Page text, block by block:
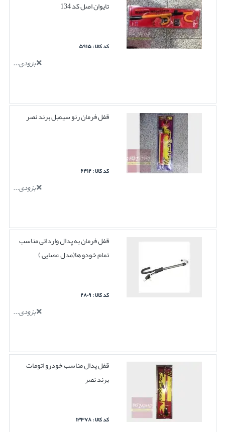
تایوان اصل کد 134
کد کالا : ۵۹۱۵
بزودی...
قفل فرمان رنو سیمبل برند نصر
کد کالا : ۶۴۱۲
بزودی...
قفل فرمان به پدال وارداتی مناسب
تمام خودو ها(مدل عصایی )
کد کالا : ۲۸۰۹
بزودی...
قفل پدال مناسب خودرو اتومات
برند نصر
کد کالا : ۱۳۳۷۸